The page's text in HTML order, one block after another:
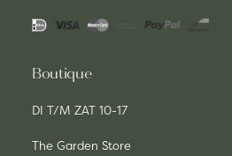
Boutique
DI T/M ZAT 10-17
The Garden Store